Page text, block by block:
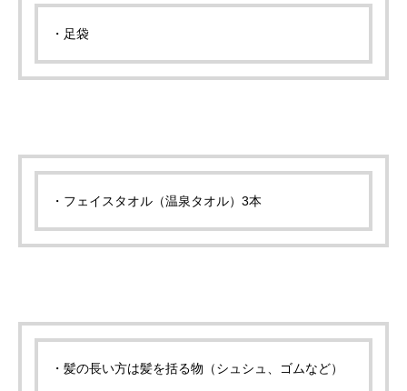
・足袋
・フェイスタオル（温泉タオル）3本
・髪の長い方は髪を括る物（シュシュ、ゴムなど）